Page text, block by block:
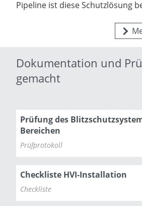
Pipeline ist diese Schutzlösung
Dokumentation und
gemacht
Prüfung des
Bereichen
Prüfprotokoll
Checkliste HVI-Installation
Checkliste